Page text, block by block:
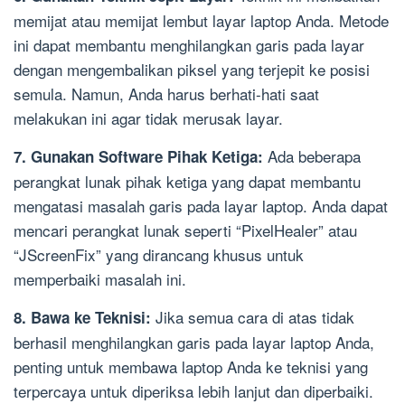
memijat atau memijat lembut layar laptop Anda. Metode
ini dapat membantu menghilangkan garis pada layar
dengan mengembalikan piksel yang terjepit ke posisi
semula. Namun, Anda harus berhati-hati saat
melakukan ini agar tidak merusak layar.
7. Gunakan Software Pihak Ketiga: Ada beberapa
perangkat lunak pihak ketiga yang dapat membantu
mengatasi masalah garis pada layar laptop. Anda dapat
mencari perangkat lunak seperti “PixelHealer” atau
“JScreenFix” yang dirancang khusus untuk
memperbaiki masalah ini.
8. Bawa ke Teknisi: Jika semua cara di atas tidak
berhasil menghilangkan garis pada layar laptop Anda,
penting untuk membawa laptop Anda ke teknisi yang
terpercaya untuk diperiksa lebih lanjut dan diperbaiki.